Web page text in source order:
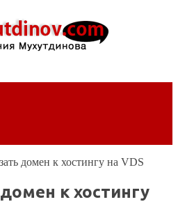
домен к хостингу на VDS
к хостингу